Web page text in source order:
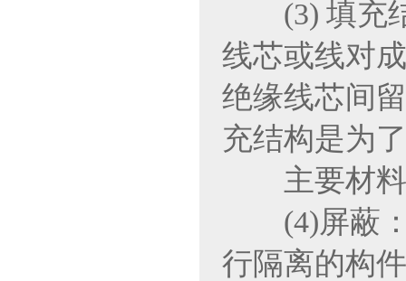
(3) 填充结
线芯或线对
绝缘线芯间
充结构是为
主要材料
(4)屏蔽：
行隔离的构